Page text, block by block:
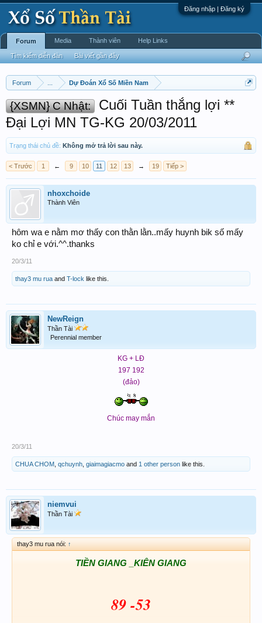
Đăng nhập | Đăng ký
Forum Dự Đoán Xổ Số Miền Nam
{XSMN} C Nhật:
Cuối Tuần thắng lợi **
Đại Lợi MN TG-KG 20/03/2011
Trạng thái chủ đề: Không mở trả lời sau này.
< Trước 1 ← 9 10 11 12 13 → 19 Tiếp >
nhoxchoide
Thành Viên
hôm wa e nằm mơ thấy con thằn lằn..mấy huynh bik số mấy
ko chỉ e với.^^.thanks
20/3/11
thay3 mu rua and T-lock like this.
NewReign
Thần Tài
Perennial member
KG + LĐ
197 192
(đảo)
Chúc may mắn
20/3/11
CHUA CHOM qchuynh giaimagiacmo and 1 other person like this.
niemvui
Thần Tài
thay3 mu rua nói: ↑
TIỀN GIANG _KIÊN GIANG
89 -53
Forum
Tìm kiếm diễn đàn Bài viết gần đây
Media Thành viên Help Links